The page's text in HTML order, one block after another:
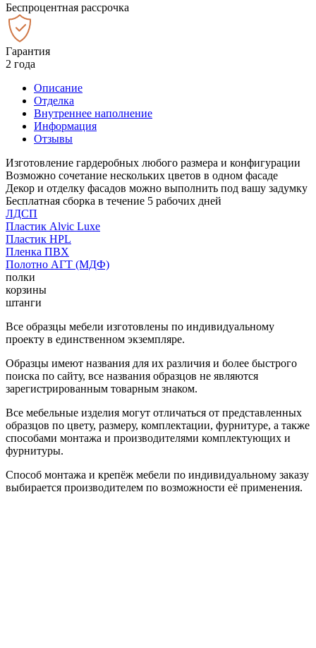
Беспроцентная рассрочка
Гарантия
2 года
Описание
Отделка
Внутреннее наполнение
Информация
Отзывы
Изготовление гардеробных любого размера и конфигурации
Возможно сочетание нескольких цветов в одном фасаде
Декор и отделку фасадов можно выполнить под вашу задумку
Бесплатная сборка в течение 5 рабочих дней
ЛДСП
Пластик Alvic Luxe
Пластик HPL
Пленка ПВХ
Полотно АГТ (МДФ)
полки
корзины
штанги
Все образцы мебели изготовлены по индивидуальному
проекту в единственном экземпляре.
Образцы имеют названия для их различия и более быстрого
поиска по сайту, все названия образцов не являются
зарегистрированным товарным знаком.
Все мебельные изделия могут отличаться от представленных
образцов по цвету, размеру, комплектации, фурнитуре, а также
способами монтажа и производителями комплектующих и
фурнитуры.
Способ монтажа и крепёж мебели по индивидуальному заказу
выбирается производителем по возможности её применения.